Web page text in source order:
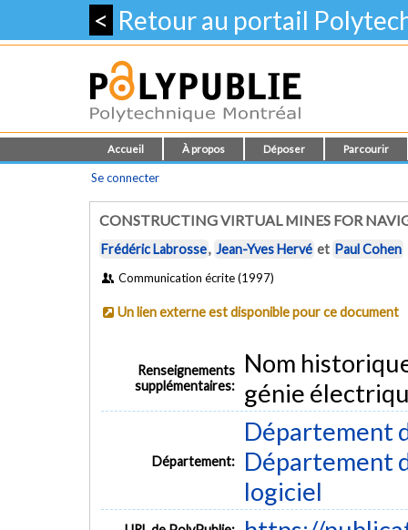
< Retour au portail
Accueil À propos Déposer Parcourir
Se connecter
CONSTRUCTING VIRTUAL MINES FOR
Frédéric Labrosse, Jean-Yves Hervé et Paul Cohen
Communication écrite (1997)
Un lien externe est disponible pour ce document
Renseignements
supplémentaires:
Nom
génie
Département:
Département
Département
logiciel